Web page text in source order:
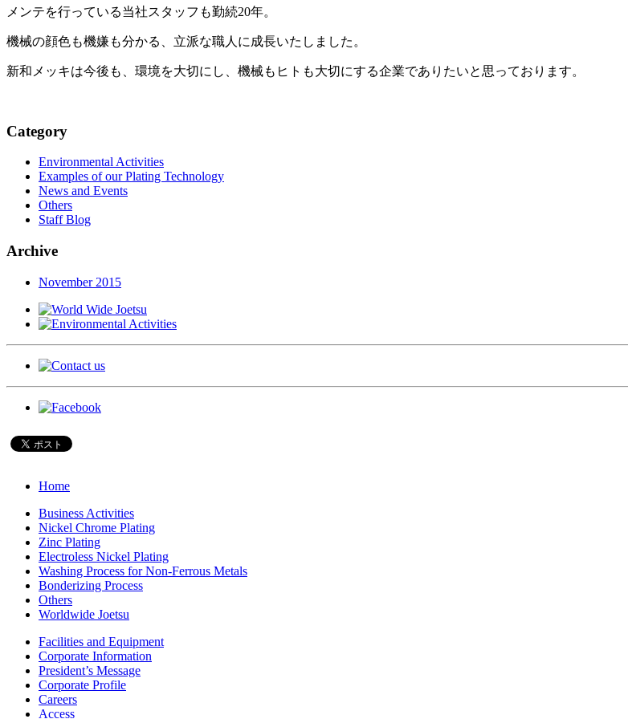
メンテを行っている当社スタッフも勤続20年。
機械の顔色も機嫌も分かる、立派な職人に成長いたしました。
新和メッキは今後も、環境を大切にし、機械もヒトも大切にする企業でありたいと思っております。
Category
Environmental Activities
Examples of our Plating Technology
News and Events
Others
Staff Blog
Archive
November 2015
Home
Business Activities
Nickel Chrome Plating
Zinc Plating
Electroless Nickel Plating
Washing Process for Non-Ferrous Metals
Bonderizing Process
Others
Worldwide Joetsu
Facilities and Equipment
Corporate Information
President’s Message
Corporate Profile
Careers
Access